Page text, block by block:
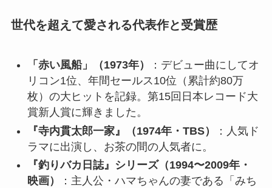
世代を超えて愛される代表作と受賞歴
「赤い風船」（1973年）
：デビュー曲にしてオ
リコン1位、年間セールス10位（累計約80万
枚）の大ヒットを記録。第15回日本レコード大
賞新人賞に輝きました。
『寺内貫太郎一家』（1974年・TBS）
：人気ド
ラマに出演し、お茶の間の人気者に。
『釣りバカ日誌』シリーズ（1994〜2009年・
映画）
：主人公・ハマちゃんの妻である「みち